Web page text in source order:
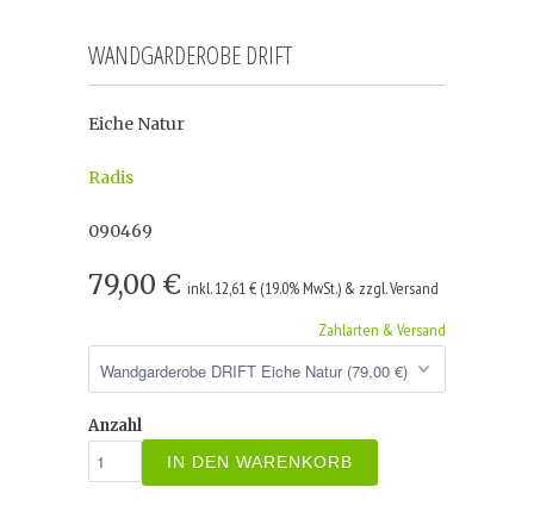
WANDGARDEROBE DRIFT
Eiche Natur
Radis
090469
79,00 € inkl. 12,61 € (19.0% MwSt.) & zzgl. Versand
Zahlarten & Versand
Anzahl
IN DEN WARENKORB